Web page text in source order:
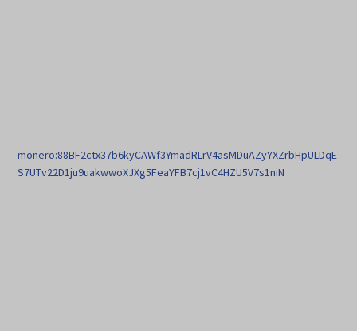
monero:88BF2ctx37b6kyCAWf3YmadRLrV4asMDuAZyYXZrbHpULDqE
S7UTv22D1ju9uakwwoXJXg5FeaYFB7cj1vC4HZU5V7s1niN